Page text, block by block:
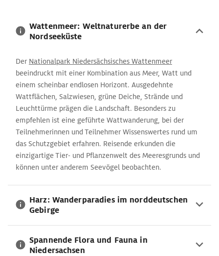
Wattenmeer: Weltnaturerbe an der
Nordseeküste
Der Nationalpark Niedersächsisches Wattenmeer
beeindruckt mit einer Kombination aus Meer, Watt und
einem scheinbar endlosen Horizont. Ausgedehnte
Wattflächen, Salzwiesen, grüne Deiche, Strände und
Leuchttürme prägen die Landschaft. Besonders zu
empfehlen ist eine geführte Wattwanderung, bei der
Teilnehmerinnen und Teilnehmer Wissenswertes rund um
das Schutzgebiet erfahren. Reisende erkunden die
einzigartige Tier- und Pflanzenwelt des Meeresgrunds und
können unter anderem Seevögel beobachten.
Harz: Wanderparadies im norddeutschen
Gebirge
Spannende Flora und Fauna in
Niedersachsen